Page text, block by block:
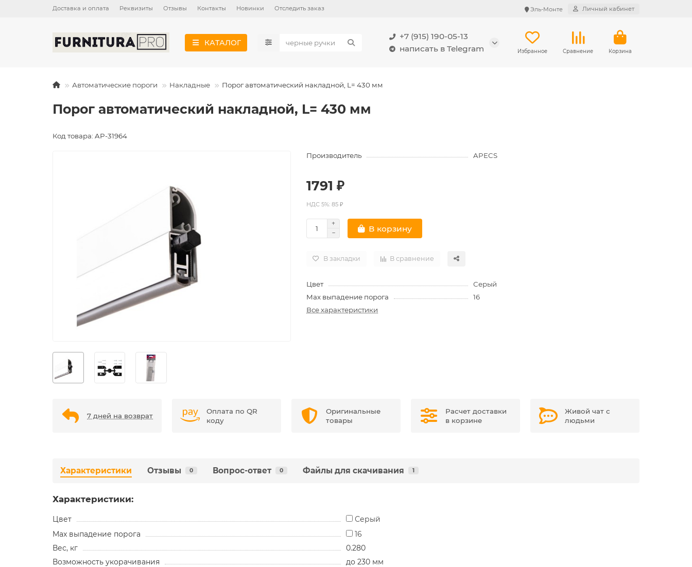
Доставка и оплата Реквизиты Отзывы Контакты Новинки Отследить заказ Эль-Монте Личный кабинет
КАТАЛОГ
+7 (915) 190-05-13
написать в Telegram
Избранное Сравнение Корзина
Автоматические пороги Накладные Порог автоматический накладной, L= 430 мм
Порог автоматический накладной, L= 430 мм
Код товара: AP-31964
Производитель APECS
1791 ₽
НДС 5%: 85 ₽
В корзину
В закладки В сравнение
Цвет
Серый
Max выпадение порога
16
Все характеристики
7 дней на возврат
Оплата по QR
коду
Оригинальные
товары
Расчет доставки
в корзине
Живой чат с
людьми
Характеристики Отзывы 0 Вопрос-ответ 0 Файлы для скачивания 1
Характеристики:
Цвет
Серый
Max выпадение порога
16
Вес, кг
0.280
Возможность укорачивания
до 230 мм